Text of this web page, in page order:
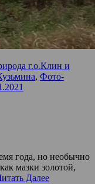
г.о.Клин и
, Фото-
года, но необычно
мазки золотой,
Далее